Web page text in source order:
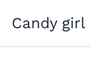
Candy girl